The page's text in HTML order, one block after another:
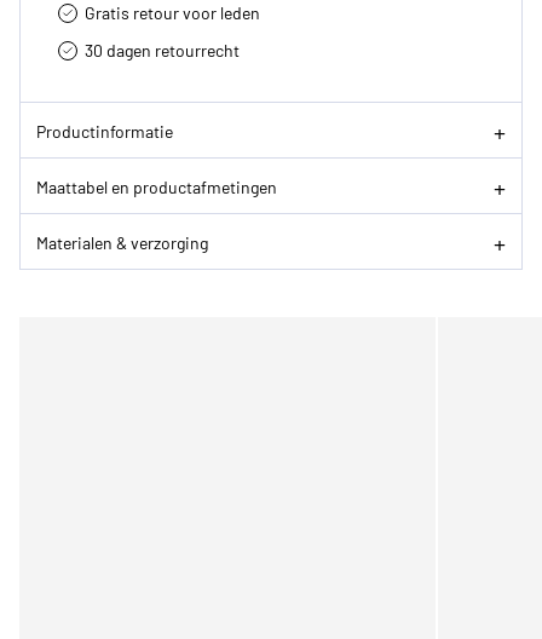
Gratis retour voor leden
30 dagen retourrecht­
Productinformatie
Maattabel en productafmetingen
Materialen & verzorging